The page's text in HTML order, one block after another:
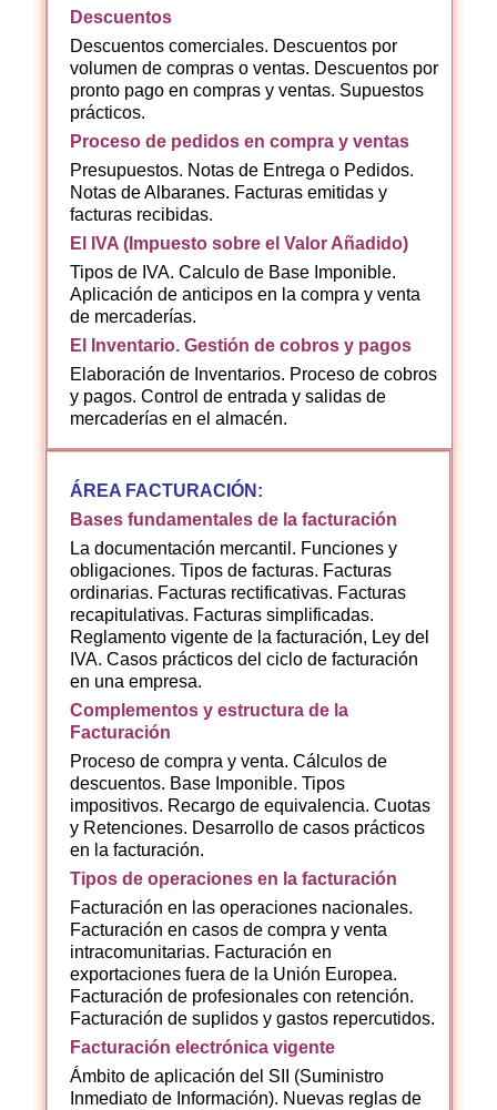
Descuentos
Descuentos comerciales. Descuentos por
volumen de compras o ventas. Descuentos por
pronto pago en compras y ventas. Supuestos
prácticos.
Proceso de pedidos en compra y ventas
Presupuestos. Notas de Entrega o Pedidos.
Notas de Albaranes. Facturas emitidas y
facturas recibidas.
El IVA (Impuesto sobre el Valor Añadido)
Tipos de IVA. Calculo de Base Imponible.
Aplicación de anticipos en la compra y venta
de mercaderías.
El Inventario. Gestión de cobros y pagos
Elaboración de Inventarios. Proceso de cobros
y pagos. Control de entrada y salidas de
mercaderías en el almacén.
ÁREA FACTURACIÓN:
Bases fundamentales de la facturación
La documentación mercantil. Funciones y
obligaciones. Tipos de facturas. Facturas
ordinarias. Facturas rectificativas. Facturas
recapitulativas. Facturas simplificadas.
Reglamento vigente de la facturación, Ley del
IVA. Casos prácticos del ciclo de facturación
en una empresa.
Complementos y estructura de la
Facturación
Proceso de compra y venta. Cálculos de
descuentos. Base Imponible. Tipos
impositivos. Recargo de equivalencia. Cuotas
y Retenciones. Desarrollo de casos prácticos
en la facturación.
Tipos de operaciones en la facturación
Facturación en las operaciones nacionales.
Facturación en casos de compra y venta
intracomunitarias. Facturación en
exportaciones fuera de la Unión Europea.
Facturación de profesionales con retención.
Facturación de suplidos y gastos repercutidos.
Facturación electrónica vigente
Ámbito de aplicación del SII (Suministro
Inmediato de Información). Nuevas reglas de